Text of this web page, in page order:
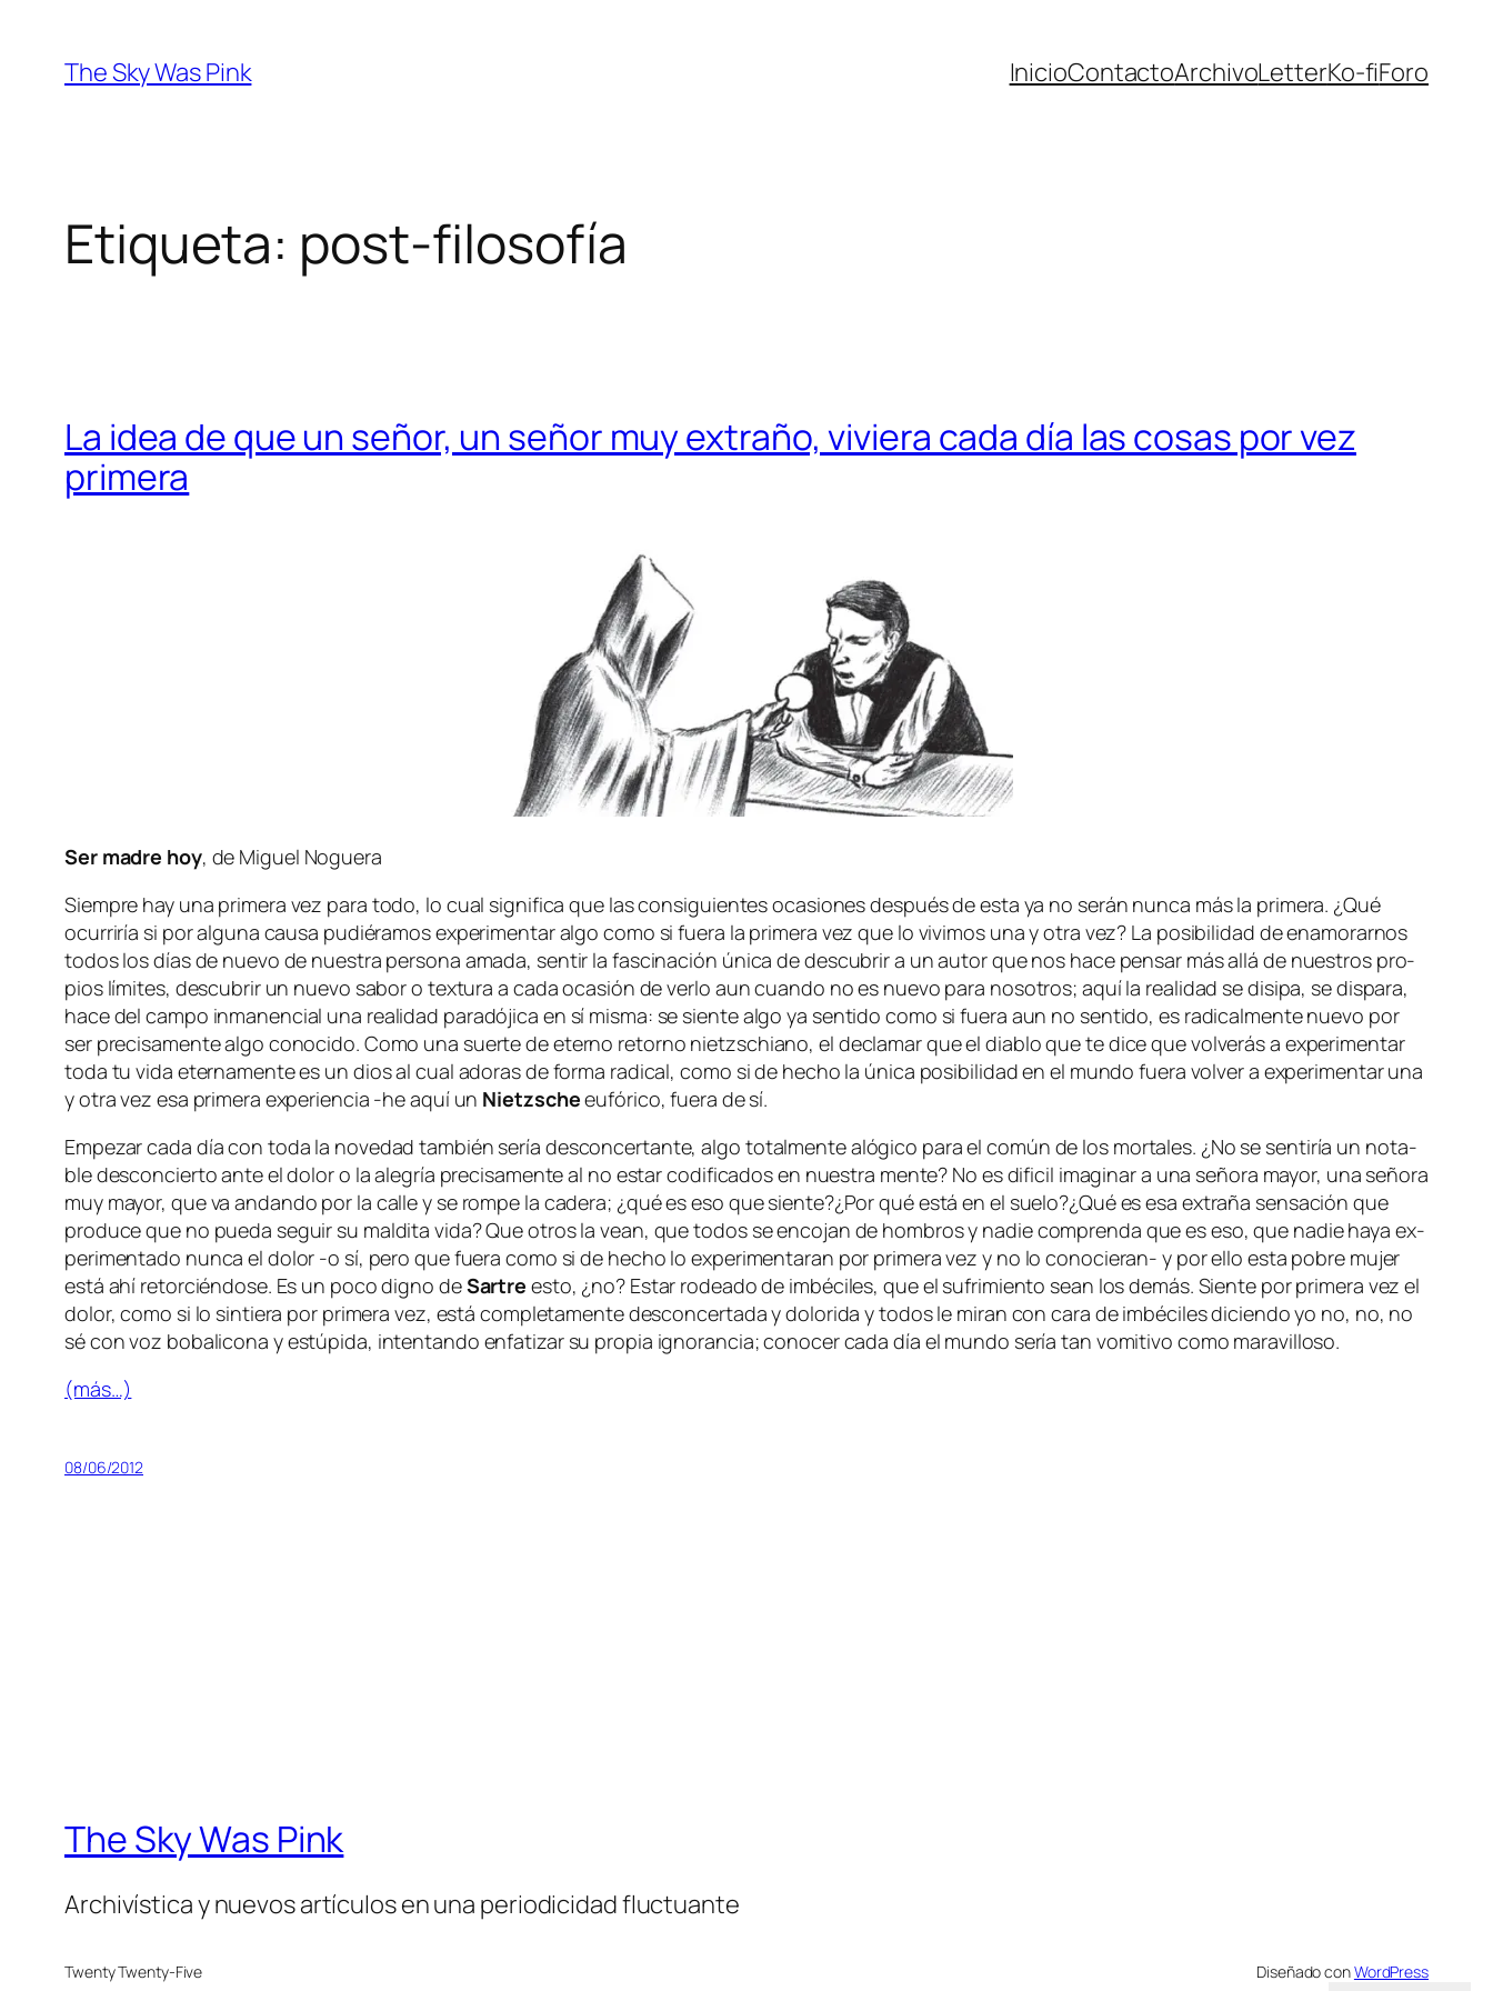
contenido
The Sky Was Pink InicioContactoArchivoLetterKo-fiForo
Etiqueta: post-filosofía
La idea de que un señor, un señor muy extraño, viviera cada día las cosas por vez
primera
Ser ma­dre hoy, de Miguel Noguera
Siempre hay una pri­me­ra vez pa­ra to­do, lo cual sig­ni­fi­ca que las con­si­guien­tes oca­sio­nes des­pués de es­ta ya no se­rán nun­ca más la pri­me­ra. ¿Qué
ocu­rri­ría si por al­gu­na cau­sa pu­dié­ra­mos ex­pe­ri­men­tar al­go co­mo si fue­ra la pri­me­ra vez que lo vi­vi­mos una y otra vez? La po­si­bi­li­dad de ena­mo­rar­nos
to­dos los días de nue­vo de nues­tra per­so­na ama­da, sen­tir la fas­ci­na­ción úni­ca de des­cu­brir a un au­tor que nos ha­ce pen­sar más allá de nues­tros pro­
pios lí­mi­tes, des­cu­brir un nue­vo sa­bor o tex­tu­ra a ca­da oca­sión de ver­lo aun cuan­do no es nue­vo pa­ra no­so­tros; aquí la reali­dad se di­si­pa, se dis­pa­ra,
ha­ce del cam­po in­ma­nen­cial una reali­dad pa­ra­dó­ji­ca en sí mis­ma: se sien­te al­go ya sen­ti­do co­mo si fue­ra aun no sen­ti­do, es ra­di­cal­men­te nue­vo por
ser pre­ci­sa­men­te al­go co­no­ci­do. Como una suer­te de eterno re­torno nietz­schiano, el de­cla­mar que el dia­blo que te di­ce que vol­ve­rás a ex­pe­ri­men­tar
to­da tu vi­da eter­na­men­te es un dios al cual ado­ras de for­ma ra­di­cal, co­mo si de he­cho la úni­ca po­si­bi­li­dad en el mun­do fue­ra vol­ver a ex­pe­ri­men­tar una
y otra vez esa pri­me­ra ex­pe­rien­cia ‑he aquí un Nietzscheeu­fó­ri­co, fue­ra de sí.
Empezar ca­da día con to­da la no­ve­dad tam­bién se­ría des­con­cer­tan­te, al­go to­tal­men­te aló­gi­co pa­ra el co­mún de los mor­ta­les. ¿No se sen­ti­ría un no­ta­
ble des­con­cier­to an­te el do­lor o la ale­gría pre­ci­sa­men­te al no es­tar co­di­fi­ca­dos en nues­tra men­te? No es di­fi­cil ima­gi­nar a una se­ño­ra ma­yor, una se­ño­ra
muy ma­yor, que va an­dan­do por la ca­lle y se rom­pe la ca­de­ra; ¿qué es eso que siente?¿Por qué es­tá en el suelo?¿Qué es esa ex­tra­ña sen­sa­ción que
pro­du­ce que no pue­da se­guir su mal­di­ta vi­da? Que otros la vean, que to­dos se en­co­jan de hom­bros y na­die com­pren­da que es eso, que na­die ha­ya ex­
pe­ri­men­ta­do nun­ca el do­lor ‑o sí, pe­ro que fue­ra co­mo si de he­cho lo ex­pe­ri­men­ta­ran por pri­me­ra vez y no lo conocieran- y por ello es­ta po­bre mu­jer
es­tá ahí re­tor­cién­do­se. Es un po­co digno deSartre es­to, ¿no? Estar ro­dea­do de im­bé­ci­les, que el su­fri­mien­to sean los de­más. Siente por pri­me­ra vez el
do­lor, co­mo si lo sin­tie­ra por pri­me­ra vez, es­tá com­ple­ta­men­te des­con­cer­ta­da y do­lo­ri­da y to­dos le mi­ran con ca­ra de im­bé­ci­les di­cien­doyo no, no, no
sécon voz bo­ba­li­co­na y es­tú­pi­da, in­ten­tan­do en­fa­ti­zar su pro­pia ig­no­ran­cia; co­no­cer ca­da día el mun­do se­ría tan vo­mi­ti­vo co­mo maravilloso.
(más…)
08/06/2012
The Sky Was Pink
Archivística y nuevos artículos en una periodicidad fluctuante
Twenty Twenty-Five Diseñado conWordPress